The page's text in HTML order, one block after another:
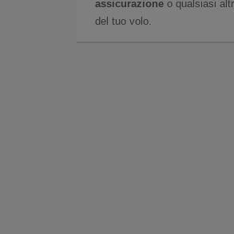
assicurazione o qualsiasi
del tuo volo.